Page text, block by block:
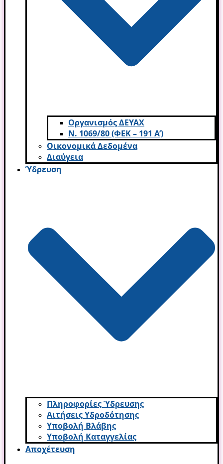
Οργανισμός ΔΕΥΑΧ
Ν. 1069/80 (ΦΕΚ – 191 Α’)
Οικονομικά Δεδομένα
Διαύγεια
Ύδρευση
Πληροφορίες Ύδρευσης
Αιτήσεις Υδροδότησης
Υποβολή Βλάβης
Υποβολή Καταγγελίας
Αποχέτευση